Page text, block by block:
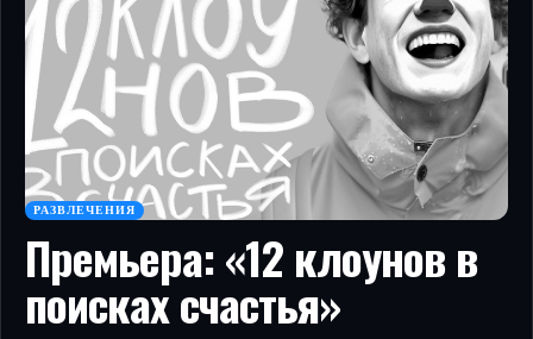
РАЗВЛЕЧЕНИЯ
Премьера: «12 клоунов в
поисках счастья»